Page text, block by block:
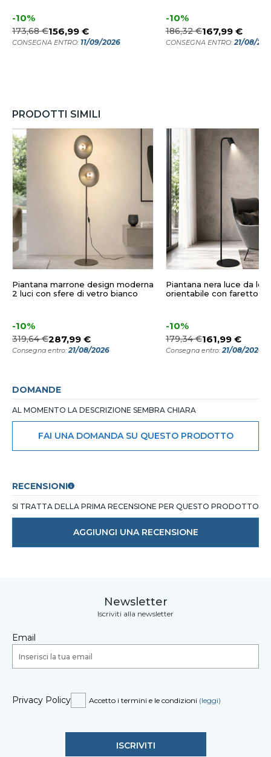
-10%
173,68 €156,99 €
CONSEGNA ENTRO: 11/09/2026
-10%
186,32 €167,99 €
CONSEGNA ENTRO:21/08/
PRODOTTI SIMILI
Piantana marrone design moderna
2 luci con sfere di vetro bianco
-10%
319,64 €287,99 €
Consegna entro:21/08/2026
Piantana nera luce da
orientabile con faretto
-10%
179,34 €161,99 €
Consegna entro:21/08/2026
DOMANDE
AL MOMENTO LA DESCRIZIONE SEMBRA CHIARA
FAI UNA DOMANDA SU QUESTO PRODOTTO
RECENSIONI
SI TRATTA DELLA PRIMA RECENSIONE PER QUESTO PRODOTTO
AGGIUNGI UNA RECENSIONE
Newsletter
Iscriviti alla newsletter
Email
Privacy Policy Accetto i termini e le condizioni (leggi)